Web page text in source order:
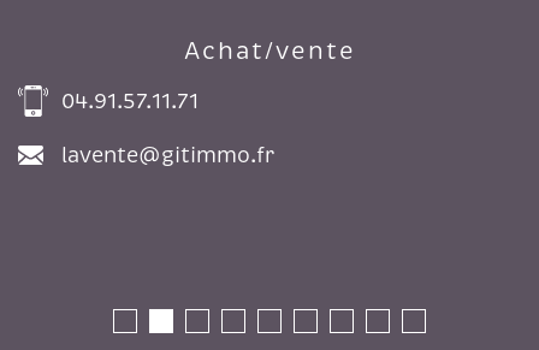
Achat/vente
04.91.57.11.71
lavente@gitimmo.fr